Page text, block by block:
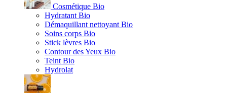
Cosmétique Bio
Hydratant Bio
Démaquillant nettoyant Bio
Soins corps Bio
Stick lèvres Bio
Contour des Yeux Bio
Teint Bio
Hydrolat